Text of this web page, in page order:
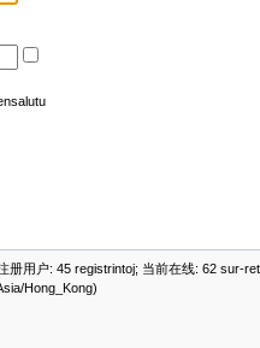
册用户: 45 registrintoj; 当前在线: 62 sur-
Hong_Kong)